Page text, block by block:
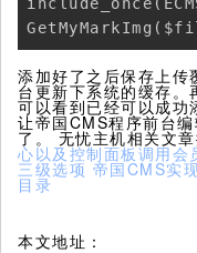
添加好了之后保存上传
台更新下系统的缓存。
可以看到已经可以成功
让帝国CMS程序前台
了。 无忧主机相关文
心以及控制面板调用会
三级选项 帝国CMS实
目录
本文地址：